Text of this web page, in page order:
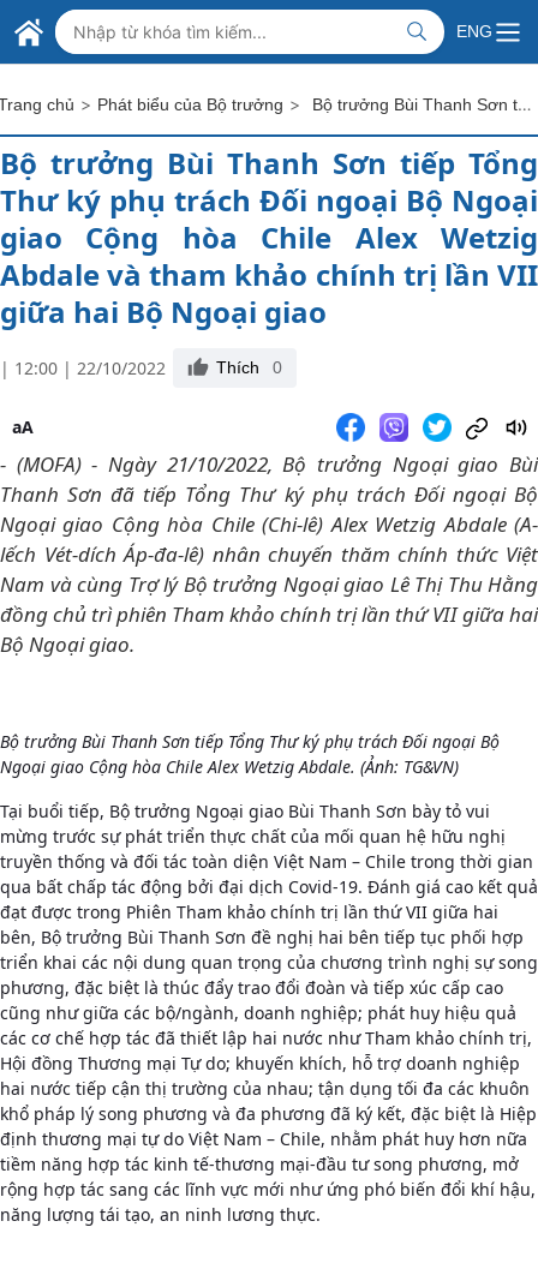
Skip to Main Content
BỘ NGOẠI GIAO VIỆT NAM
MINISTRY OF FOREIGN AFFAIRS
ENG
chủ > Phát biểu của Bộ trưởng > Bộ trưởng Bùi Thanh Sơn tiếp Tổng Thư ký phụ trách Đối ngoại Bộ Ngoại giao Cộng hòa Chile Alex Wetzig Abdale và tham khảo chính trị lần VII giữa hai Bộ Ngoại giao
Bộ trưởng Bùi Thanh Sơn tiếp Tổng
Thư ký phụ trách Đối ngoại Bộ Ngoại
giao Cộng hòa Chile Alex Wetzig
Abdale và tham khảo chính trị lần VII
giữa hai Bộ Ngoại giao
| 12:00 | 22/10/2022 Thích 0
aA
- (MOFA) - Ngày 21/10/2022, Bộ trưởng Ngoại giao Bùi
Thanh Sơn đã tiếp Tổng Thư ký phụ trách Đối ngoại Bộ
Ngoại giao Cộng hòa Chile (Chi-lê) Alex Wetzig Abdale (A-
lếch Vét-dích Áp-đa-lê) nhân chuyến thăm chính thức Việt
Nam và cùng Trợ lý Bộ trưởng Ngoại giao Lê Thị Thu Hằng
đồng chủ trì phiên Tham khảo chính trị lần thứ VII giữa hai
Bộ Ngoại giao.
Bộ trưởng Bùi Thanh Sơn tiếp Tổng Thư ký phụ trách Đối ngoại Bộ
Ngoại giao Cộng hòa Chile Alex Wetzig Abdale. (Ảnh: TG&VN)
Tại buổi tiếp, Bộ trưởng Ngoại giao Bùi Thanh Sơn bày tỏ vui
mừng trước sự phát triển thực chất của mối quan hệ hữu nghị
truyền thống và đối tác toàn diện Việt Nam – Chile trong thời gian
qua bất chấp tác động bởi đại dịch Covid-19. Đánh giá cao kết quả
đạt được trong Phiên Tham khảo chính trị lần thứ VII giữa hai
bên, Bộ trưởng Bùi Thanh Sơn đề nghị hai bên tiếp tục phối hợp
triển khai các nội dung quan trọng của chương trình nghị sự song
phương, đặc biệt là thúc đẩy trao đổi đoàn và tiếp xúc cấp cao
cũng như giữa các bộ/ngành, doanh nghiệp; phát huy hiệu quả
các cơ chế hợp tác đã thiết lập hai nước như Tham khảo chính trị,
Hội đồng Thương mại Tự do; khuyến khích, hỗ trợ doanh nghiệp
hai nước tiếp cận thị trường của nhau; tận dụng tối đa các khuôn
khổ pháp lý song phương và đa phương đã ký kết, đặc biệt là Hiệp
định thương mại tự do Việt Nam – Chile, nhằm phát huy hơn nữa
tiềm năng hợp tác kinh tế-thương mại-đầu tư song phương, mở
rộng hợp tác sang các lĩnh vực mới như ứng phó biến đổi khí hậu,
năng lượng tái tạo, an ninh lương thực.